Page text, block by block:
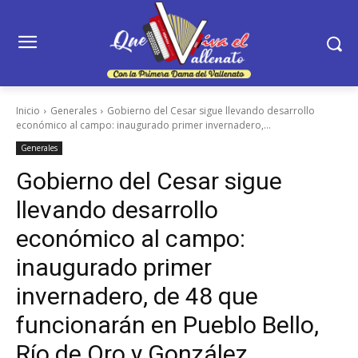
Inicio Generales
Gobierno del Cesar sigue llevando desarrollo
económico al campo: inaugurado primer invernadero,...
Generales
Gobierno del Cesar sigue
llevando desarrollo
económico al campo:
inaugurado primer
invernadero, de 48 que
funcionarán en Pueblo Bello,